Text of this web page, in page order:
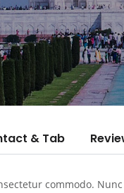
& Tab
commodo.